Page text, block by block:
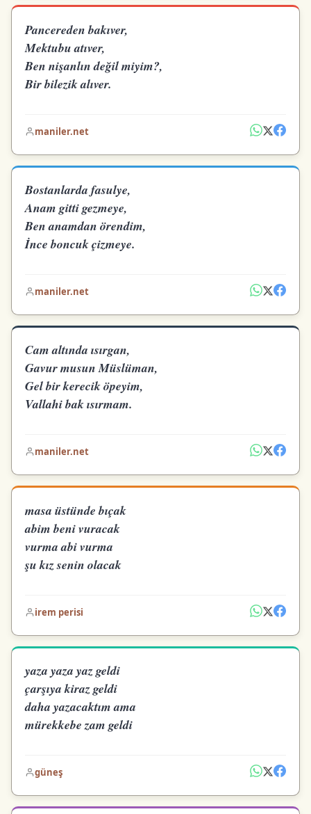
Pancereden bakıver,
Mektubu atıver,
Ben nişanlın değil miyim?,
Bir bilezik alıver.
maniler.net
Bostanlarda fasulye,
Anam gitti gezmeye,
Ben anamdan örendim,
İnce boncuk çizmeye.
maniler.net
Cam altında ısırgan,
Gavur musun Müslüman,
Gel bir kerecik öpeyim,
Vallahi bak ısırmam.
maniler.net
masa üstünde bıçak
abim beni vuracak
vurma abi vurma
şu kız senin olacak
irem perisi
yaza yaza yaz geldi
çarşıya kiraz geldi
daha yazacaktım ama
mürekkebe zam geldi
güneş